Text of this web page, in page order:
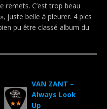
remets. C’est trop beau
juste belle à pleurer. 4 pics
pu être classé album du
VAN ZANT –
Always Look
Up